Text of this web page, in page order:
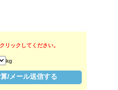
リックしてください。
kg